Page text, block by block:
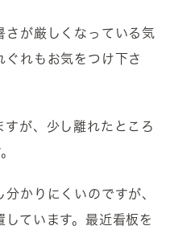
さが厳しくなっている気
ぐれもお気をつけ下さ
すが、少し離れたところ
かりにくいのですが、
ています。最近看板を